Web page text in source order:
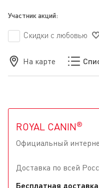
Участник акций:
Скидки с любовью
На карте
ROYAL CANIN®
Официальный
Доставка по всей
Бесплатная